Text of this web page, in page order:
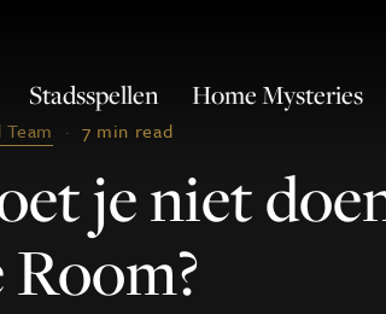
Stadsspellen Home Mysteries
· 7 min read
je niet
Room?